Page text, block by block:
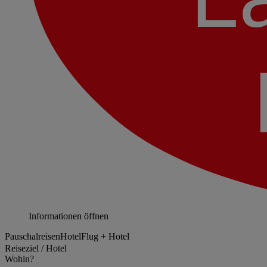
Informationen öffnen
PauschalreisenHotelFlug + Hotel
Reiseziel / Hotel
Wohin?